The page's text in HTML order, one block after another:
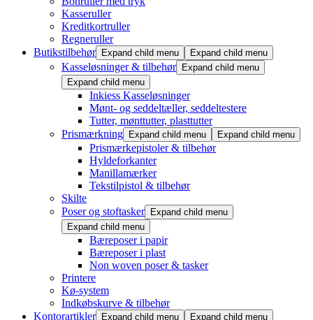
Kasseruller
Kreditkortruller
Regneruller
Butikstilbehør Expand child menu Expand child menu
Kasseløsninger & tilbehør Expand child menu
Expand child menu
Inkiess Kasseløsninger
Mønt- og seddeltæller, seddeltestere
Tutter, mønttutter, plasttutter
Prismærkning Expand child menu Expand child menu
Prismærkepistoler & tilbehør
Hyldeforkanter
Manillamærker
Tekstilpistol & tilbehør
Skilte
Poser og stoftasker Expand child menu
Expand child menu
Bæreposer i papir
Bæreposer i plast
Non woven poser & tasker
Printere
Kø-system
Indkøbskurve & tilbehør
Kontorartikler Expand child menu Expand child menu